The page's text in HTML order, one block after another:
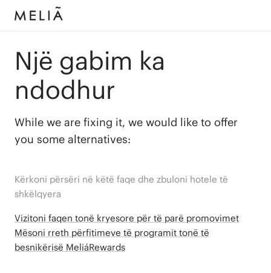
Një gabim ka
ndodhur
While we are fixing it, we would like to offer
you some alternatives:
Kërkoni përsëri në këtë faqe dhe zbuloni hotele të
shkëlqyera
Vizitoni faqen tonë kryesore për të parë promovimet
Mësoni rreth përfitimeve të programit tonë të
besnikërisë MeliáRewards